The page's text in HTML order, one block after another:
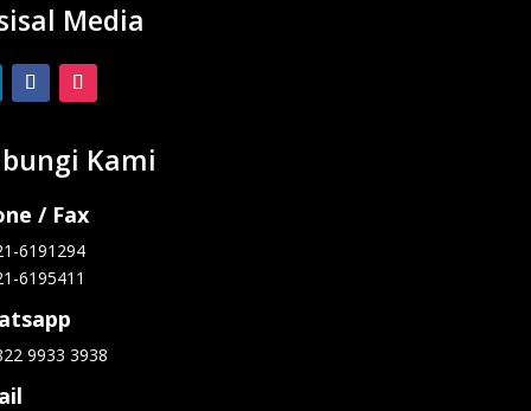
Media
Kami
/ Fax
6191294
6195411
9933 3938